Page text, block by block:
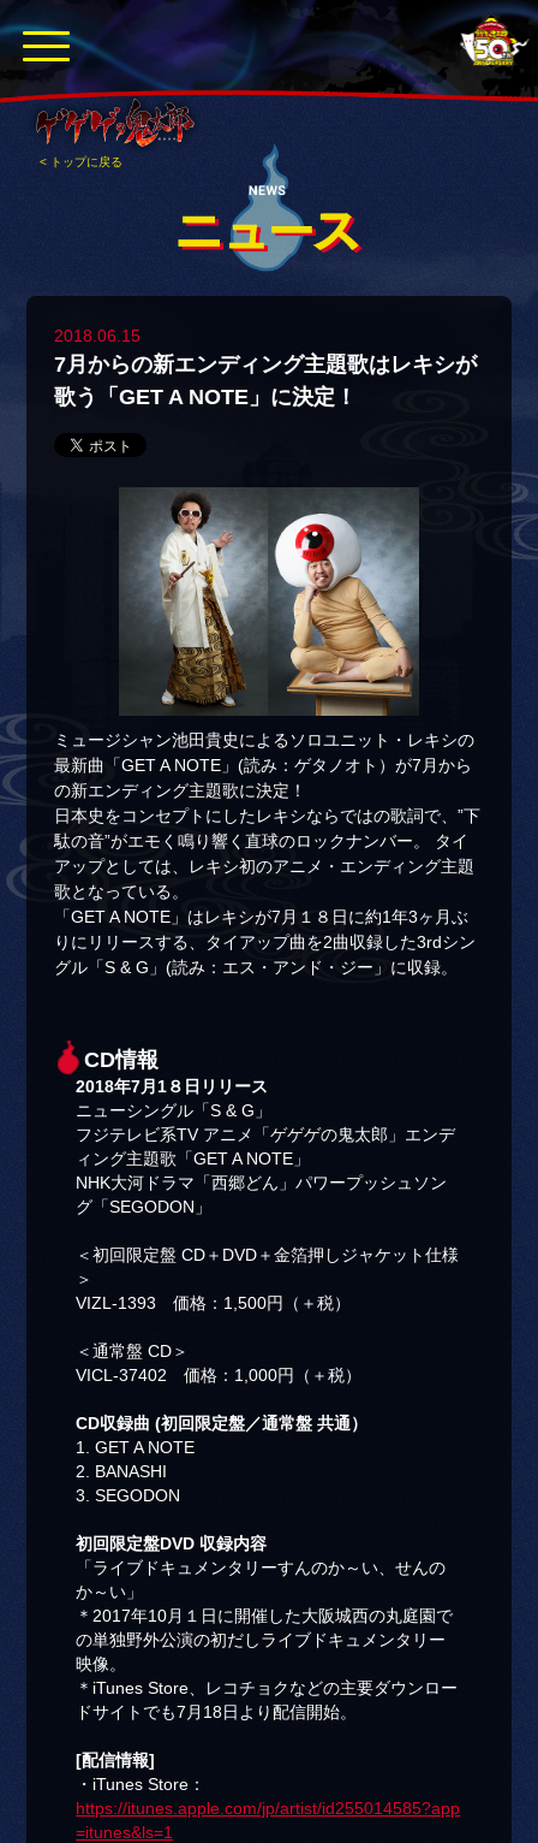
< トップに戻る
2018.06.15
7月からの新エンディング主題歌はレキシが
歌う「GET A NOTE」に決定！
ミュージシャン池田貴史によるソロユニット・レキシの
最新曲「GET A NOTE」(読み：ゲタノオト）が7月から
の新エンディング主題歌に決定！
日本史をコンセプトにしたレキシならではの歌詞で、”下
駄の音”がエモく鳴り響く直球のロックナンバー。 タイ
アップとしては、レキシ初のアニメ・エンディング主題
歌となっている。
「GET A NOTE」はレキシが7月１８日に約1年3ヶ月ぶ
りにリリースする、タイアップ曲を2曲収録した3rdシン
グル「S & G」(読み：エス・アンド・ジー」に収録。
CD情報
2018年7月1８日リリース
ニューシングル「S & G」
フジテレビ系TV アニメ「ゲゲゲの鬼太郎」エンデ
ィング主題歌「GET A NOTE」
NHK大河ドラマ「西郷どん」パワープッシュソン
グ「SEGODON」
＜初回限定盤 CD＋DVD＋金箔押しジャケット仕様
＞
VIZL-1393 価格：1,500円（＋税）
＜通常盤 CD＞
VICL-37402 価格：1,000円（＋税）
CD収録曲 (初回限定盤／通常盤 共通）
1. GET A NOTE
2. BANASHI
3. SEGODON
初回限定盤DVD 収録内容
「ライブドキュメンタリーすんのか～い、せんの
か～い」
＊2017年10月１日に開催した大阪城西の丸庭園で
の単独野外公演の初だしライブドキュメンタリー
映像。
＊iTunes Store、レコチョクなどの主要ダウンロー
ドサイトでも7月18日より配信開始。
[配信情報]
・iTunes Store：
https://itunes.apple.com/jp/artist/id255014585?app
=itunes&ls=1